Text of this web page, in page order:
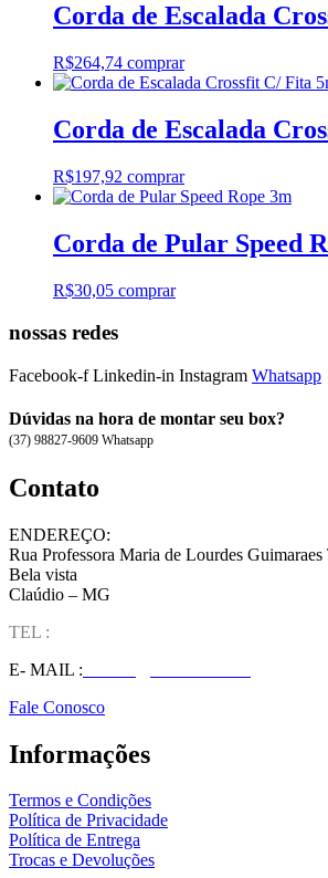
Corda de Escalada
R$264,74 comprar
Corda de Escalada
R$197,92 comprar
Corda de Pular Speed
R$30,05 comprar
nossas redes
Facebook-f Linkedin-in Instagram Whatsapp
Dúvidas na hora de montar seu box?
(37) 98827-9609 Whatsapp
Contato
ENDEREÇO:
Rua Professora Maria de Lourdes Guimaraes
Bela vista
Claúdio – MG
TEL :
E- MAIL :
Fale Conosco
Informações
Termos e Condições
Política de Privacidade
Política de Entrega
Trocas e Devoluções